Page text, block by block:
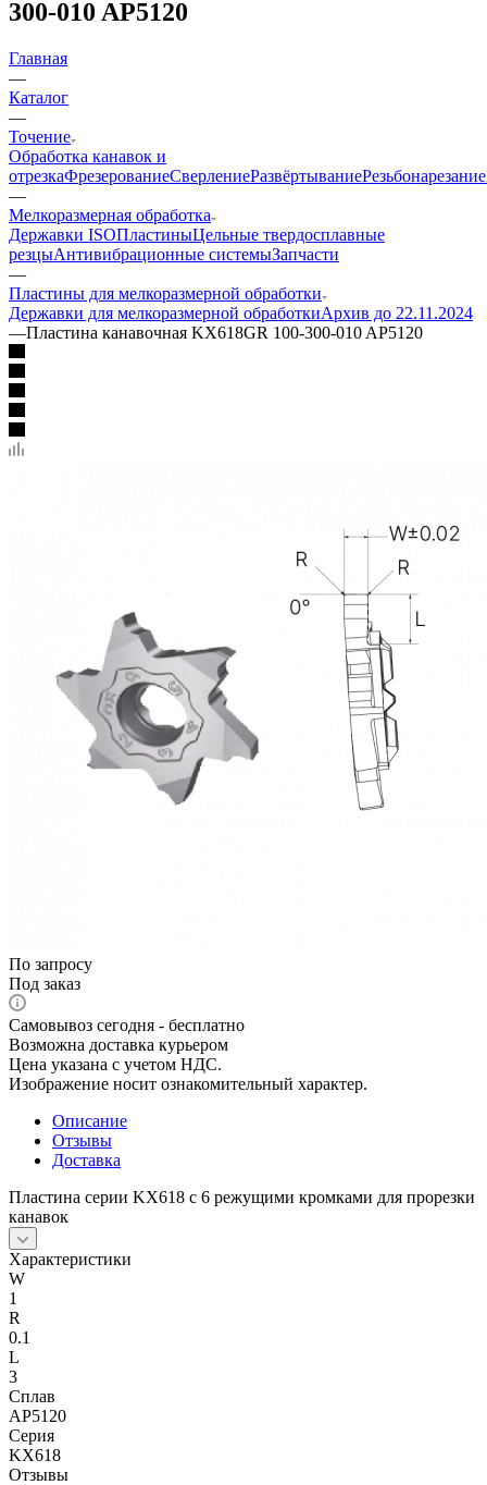
300-010 AP5120
Главная
—
Каталог
—
Точение
Обработка канавок и
отрезкаФрезерованиеСверлениеРазвёртываниеРезьбонарезание
—
Мелкоразмерная обработка
Державки ISOПластиныЦельные твердосплавные
резцыАнтивибрационные системыЗапчасти
—
Пластины для мелкоразмерной обработки
Державки для мелкоразмерной обработкиАрхив до 22.11.2024
—Пластина канавочная KX618GR 100-300-010 AP5120
По запросу
Под заказ
Самовывоз сегодня - бесплатно
Возможна доставка курьером
Цена указана с учетом НДС.
Изображение носит ознакомительный характер.
Описание
Отзывы
Доставка
Пластина серии KX618 с 6 режущими кромками для прорезки
канавок
Характеристики
W
1
R
0.1
L
3
Сплав
AP5120
Серия
KX618
Отзывы